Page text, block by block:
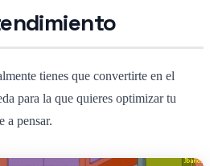
tienes que convertirte en el
para la que quieres optimizar tu
a pensar.